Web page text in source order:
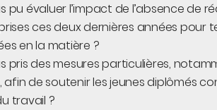
pu évaluer l’impact de l’absence de
ces deux dernières années
en la matière ?
pris des mesures particulières,
afin de soutenir les jeunes diplômés
travail ?